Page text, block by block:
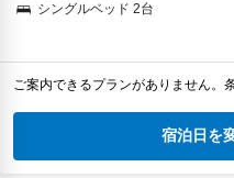
シングルベッド 2台
ご案内できるプランがありません。
宿泊日を